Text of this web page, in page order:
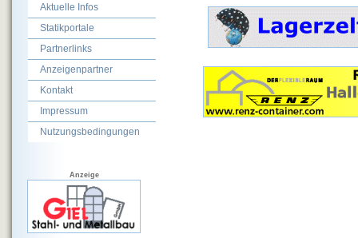
Aktuelle Infos
Statikportale
Partnerlinks
Anzeigenpartner
Kontakt
Impressum
Nutzungsbedingungen
Anzeige